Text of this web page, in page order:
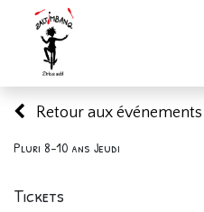
Retour aux événements
Pluri 8-10 ans Jeudi
Tickets